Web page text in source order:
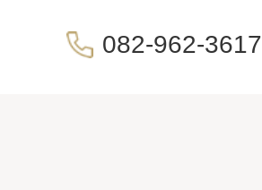
082-962-3617